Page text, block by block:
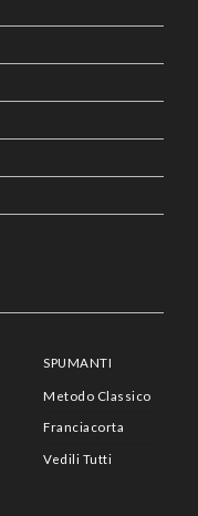
SPUMANTI
Metodo Classico
Franciacorta
Vedili Tutti